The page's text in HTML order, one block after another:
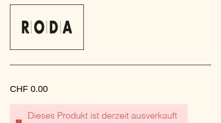
CHF 0.00
Dieses Produkt ist derzeit ausverkauft